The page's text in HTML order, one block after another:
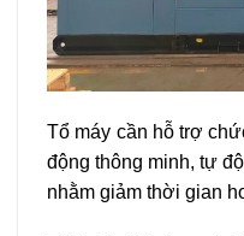
Tổ máy cần hỗ trợ
động thông minh, tự
nhằm giảm thời gian